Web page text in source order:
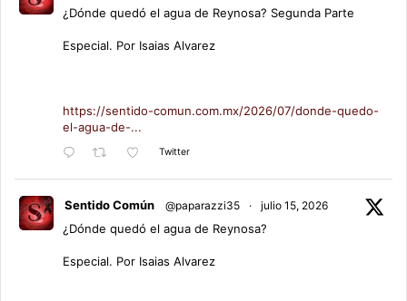
¿Dónde quedó el agua de Reynosa? Segunda Parte
Especial. Por Isaias Alvarez
https://sentido-comun.com.mx/2026/07/donde-quedo-
el-agua-de-...
Twitter
Sentido Común @paparazzi35 · julio 15, 2026
¿Dónde quedó el agua de Reynosa?
Especial. Por Isaias Alvarez